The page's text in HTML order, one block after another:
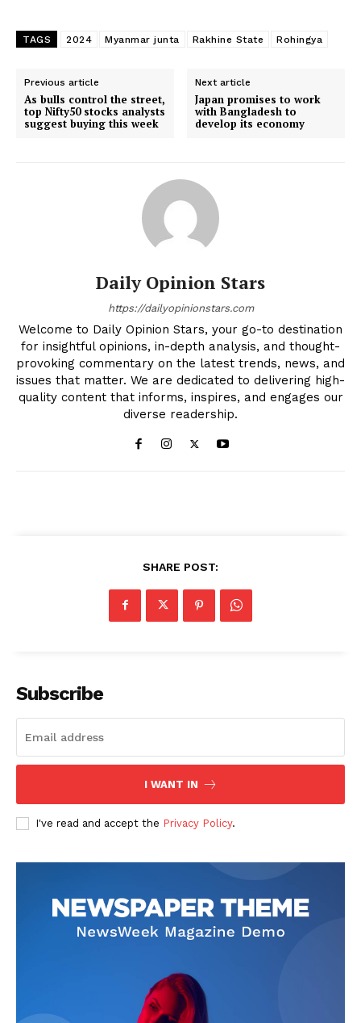
TAGS 2024 Myanmar junta Rakhine State Rohingya
Previous article
As bulls control the street,
top Nifty50 stocks analysts
suggest buying this week
Next article
Japan promises to work
with Bangladesh to
develop its economy
Daily Opinion Stars
https://dailyopinionstars.com
Welcome to Daily Opinion Stars, your go-to destination
for insightful opinions, in-depth analysis, and thought-
provoking commentary on the latest trends, news, and
issues that matter. We are dedicated to delivering high-
quality content that informs, inspires, and engages our
diverse readership.
SHARE POST:
Subscribe
I WANT IN
I've read and accept the Privacy Policy.